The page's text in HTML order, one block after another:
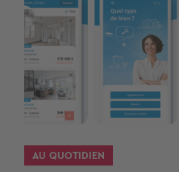
AU QUOTIDIEN